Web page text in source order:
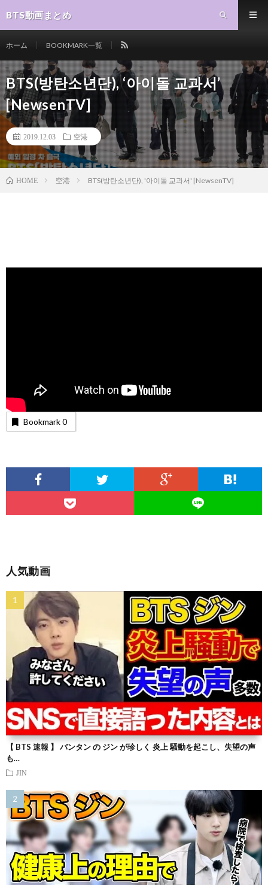
BTS動画まとめ
ホーム BOOKMARK一覧
BTS(방탄소년단), ‘아이돌 교과서’
[NewsenTV]
2019.12.03 空港
HOME 空港 BTS(방탄소년단), '아이돌 교과서' [NewsenTV]
Bookmark0
人気動画
【 BTS 速報 】 バンタン の ジン が珍しく 炎上 騒動を起こし、失望の声
も…
JIN